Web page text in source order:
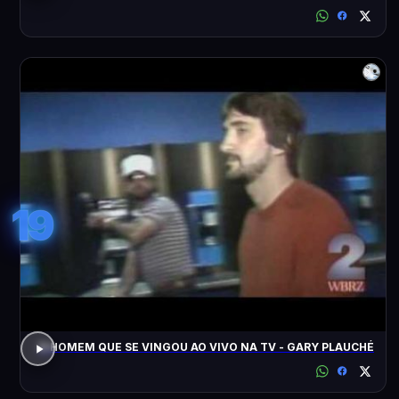
19
O HOMEM QUE SE VINGOU AO VIVO NA TV - GARY PLAUCHÉ